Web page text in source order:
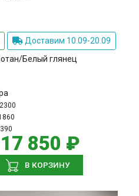
Доставим 10.09-20.09
Белый глянец
2300
390
17 850 ₽
В КОРЗИНУ